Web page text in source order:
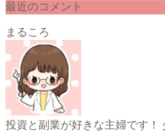
最近のコメント
まるころ
投資と副業が好きな主婦です！